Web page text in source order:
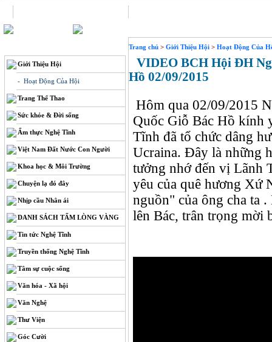
Giới Thiệu Hội
- Hoạt Động Của Hội
Trang Thể Thao
Sức khỏe & Đời sống
Ẩm thực Nghệ Tĩnh
Việt Nam Đất Nước Con Người
Khoa học & Môi Trường
Chuyện lạ đó đây
Nhịp cầu Nhân ái
DANH SÁCH TẤM LÒNG VÀNG
Tin tức Nghệ Tĩnh
Truyền thống Nghệ Tĩnh
Tâm sự cuộc sống
Văn hóa - Xã hội
Văn Nghệ
Thư Viện
Góc Cười
Trang chủ > Giới Thiệu Hội > Hoạt Động Của
VIDEO BCH Hội ĐH
Hồ 02/09/2015
Hôm qua 02/09/2015
Quốc Giỗ Bác Hồ kính
Tĩnh đã tổ chức dâng
Ucraina. Đây là những
tưởng nhớ đến vị Lãnh
yêu của quê hương Xứ
nguồn" của ông cha ta
lên Bác, trân trọng mời